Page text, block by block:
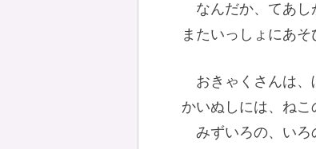
なんだか、てあし
またいっしょにあそ
おきゃくさんは、
かいぬしには、ねこ
みずいろの、いろ